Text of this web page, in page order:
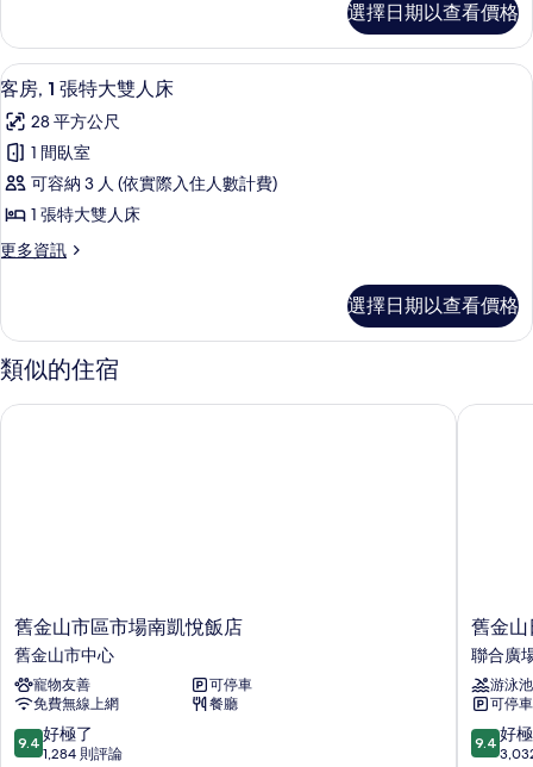
所
有
相
片
詳
情
雙
人
床
(Mobility/Hearing
Access,
Roll-
In
Shwr)
的
有
相
片
2
張
加
雙
人
床
(Mobility/Hearing
Access,
In
情
選擇日期以查看價格
顯
示
客
房,
1
張
特
雙
人
床
的
高級寢具、客房內保險箱、書桌、筆
8
客房, 1 張特大雙人床
28 平方公尺
1 間臥室
可容納 3 人 (依實際入住人數計費)
1 張特大雙人床
更多資訊
更
1
張
特
雙
選擇日期以查看價格
類似的住宿
舊
金
山
市
區
市
場
舊金山市區市場南凱悅飯店
舊金山市中心
寵物友善
可停車
免費無線上網
餐廳
9.4
分，
9.4 好極了
1,284 則評論
舊金山市區市場南凱悅飯店
舊
金
山
日
航
飯
店
舊金山
聯合廣
游泳池
可停車
9.4
分，
9.4 好
舊金山